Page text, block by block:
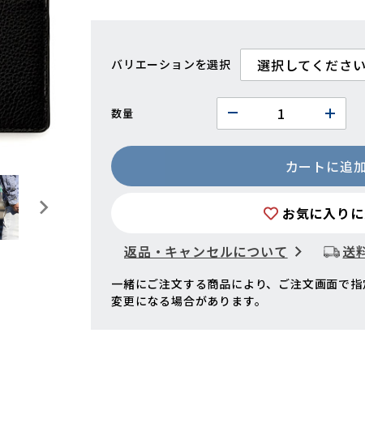
バリエーション
数量
カートに追加
お気に入り
返品・キャンセルについて
送
一緒にご注文する商品により、ご注文画面で
変更になる場合があります。